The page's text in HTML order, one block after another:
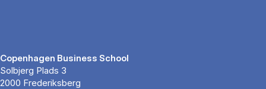
Copenhagen Business School
Solbjerg Plads 3
2000 Frederiksberg